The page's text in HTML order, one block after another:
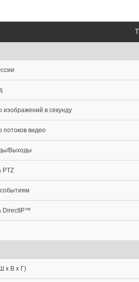
изображений в секунду
потоков видео
Выходы
PTZ
DirectIP™
x В x Г)